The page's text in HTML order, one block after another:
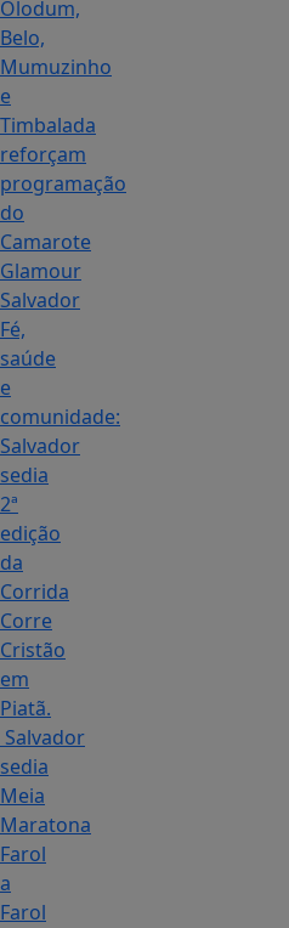
Olodum,
Belo,
Mumuzinho
e
Timbalada
reforçam
programação
do
Camarote
Glamour
Salvador
Fé,
saúde
e
comunidade:
Salvador
sedia
2ª
edição
da
Corrida
Corre
Cristão
em
Piatã.
Salvador
sedia
Meia
Maratona
Farol
a
Farol